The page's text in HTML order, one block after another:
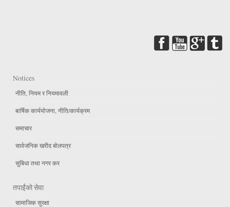
Notices
नीति, नियम र नियमावली
बार्षिक कार्ययोजना, नीति/कार्यक्रम
समाचार
सार्वजनिक खरीद बोलपत्र
सुबिधा तथा नगर कर
तपाईंको सेवा
सामाजिक सुरक्षा